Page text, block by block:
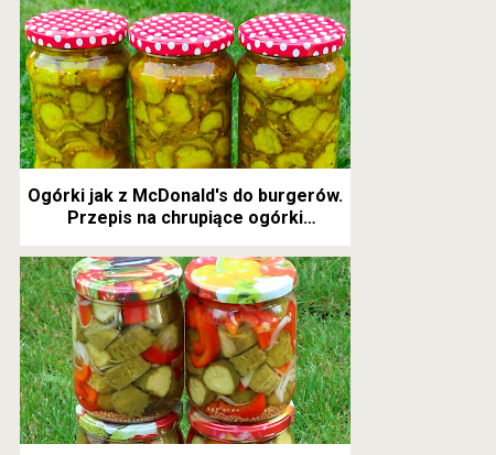
Ogórki jak z McDonald's do burgerów.
Przepis na chrupiące ogórki